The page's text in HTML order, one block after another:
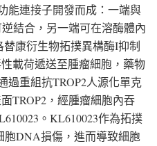
能連接子開發而成：一端與
結合，另一端可在溶酶體內
康衍生物拓撲異構酶I抑制
載荷遞送至腫瘤細胞，藥物
過重組抗TROP2人源化單克
TROP2，經腫瘤細胞內吞
。KL610023作為拓撲
DNA損傷，進而導致細胞